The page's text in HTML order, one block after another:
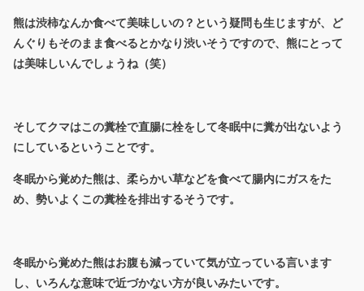
熊は渋柿なんか食べて美味しいの？という疑問も生じますが、ど
んぐりもそのまま食べるとかなり渋いそうですので、熊にとって
は美味しいんでしょうね（笑）
そしてクマはこの糞栓で直腸に栓をして冬眠中に糞が出ないよう
にしているということです。
冬眠から覚めた熊は、柔らかい草などを食べて腸内にガスをた
め、勢いよくこの糞栓を排出するそうです。
冬眠から覚めた熊はお腹も減っていて気が立っている言います
し、いろんな意味で近づかない方が良いみたいです。